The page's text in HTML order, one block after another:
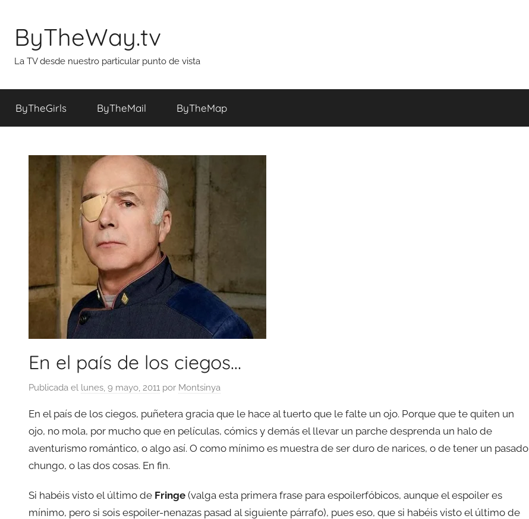
contenido
ByTheWay.tv
La TV desde nuestro particular punto de vista
ByTheGirls ByTheMail ByTheMap
En el país de los ciegos…
Publicada el lunes, 9 mayo, 2011 por Montsinya
En el país de los ciegos, puñetera gracia que le hace al tuerto que le falte un ojo. Porque que te quiten un
ojo, no mola, por mucho que en películas, cómics y demás el llevar un parche desprenda un halo de
aventurismo romántico, o algo así. O como mínimo es muestra de ser duro de narices, o de tener un pasado
chungo, o las dos cosas. En fin.
Si habéis visto el último de Fringe (valga esta primera frase para espoilerfóbicos, aunque el espoiler es
mínimo, pero si sois espoiler-nenazas pasad al siguiente párrafo), pues eso, que si habéis visto el último de